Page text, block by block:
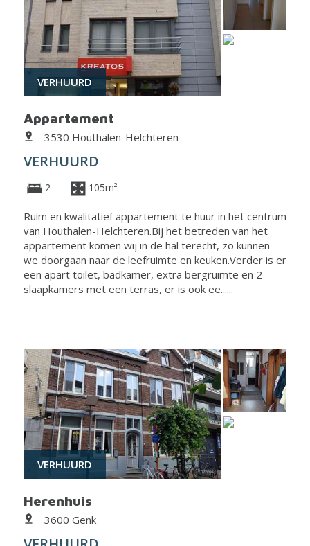
VERHUURD
Appartement
3530 Houthalen-Helchteren
VERHUURD
2 105m²
Ruim en kwalitatief appartement te huur in het centrum
van Houthalen-Helchteren.Bij het betreden van het
appartement komen wij in de hal terecht, zo kunnen
we doorgaan naar de leefruimte en keuken.Verder is er
een apart toilet, badkamer, extra bergruimte en 2
slaapkamers met een terras, er is ook ee......
VERHUURD
Herenhuis
3600 Genk